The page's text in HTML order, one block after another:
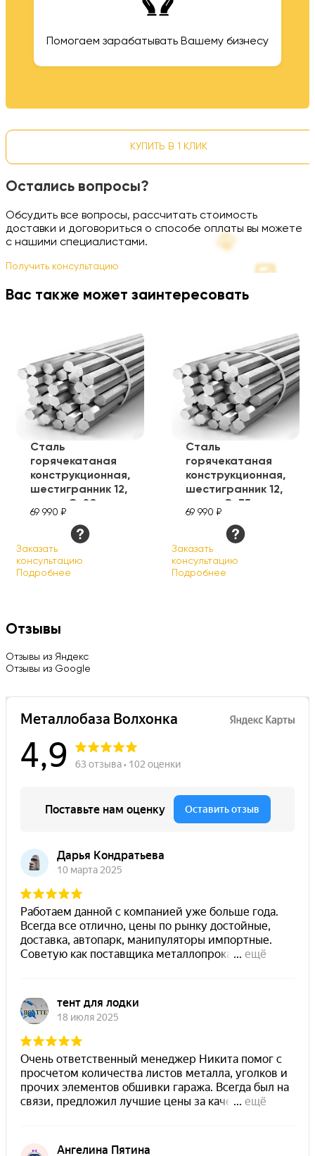
Помогаем зарабатывать Вашему бизнесу
КУПИТЬ В 1 КЛИК
Остались вопросы?
Обсудить все вопросы, рассчитать стоимость
доставки и договориться о способе оплаты вы можете
с нашими специалистами.
Получить консультацию
Вас также может заинтересовать
Сталь
горячекатаная
конструкционная,
шестигранник 12,
марка Ст20
69 990 ₽
Заказать
консультацию
Подробнее
Сталь
горячекатаная
конструкционная,
шестигранник 12,
марка Ст35
69 990 ₽
Заказать
консультацию
Подробнее
Отзывы
Отзывы из Яндекс
Отзывы из Google